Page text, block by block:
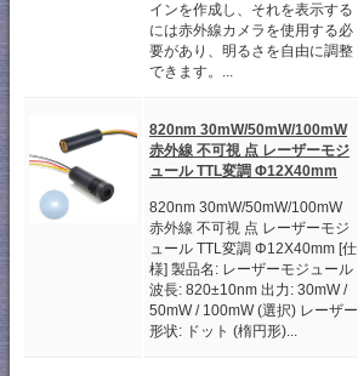
インを作成し、それを表示する
には赤外線カメラを使用する必
要があり、明るさを自由に調整
できます。...
820nm 30mW/50mW/100mW
赤外線 不可視 点 レーザーモジ
ュール TTL変調 Φ12X40mm
820nm 30mW/50mW/100mW
赤外線 不可視 点 レーザーモジ
ュール TTL変調 Φ12X40mm [仕
様] 製品名: レーザーモジュール
波長: 820±10nm 出力: 30mW /
50mW / 100mW (選択) レーザー
形状: ドット (楕円形)...